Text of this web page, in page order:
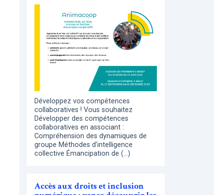
Développez vos compétences
collaboratives ! Vous souhaitez
Développer des compétences
collaboratives en associant :
Compréhension des dynamiques de
groupe Méthodes d’intelligence
collective Émancipation de (…)
Accès aux droits et inclusion